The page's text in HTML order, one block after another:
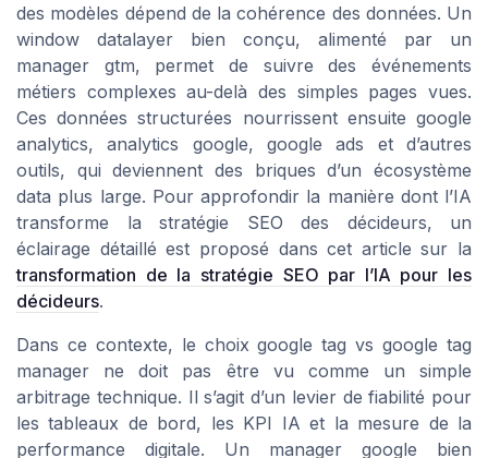
des modèles dépend de la cohérence des données. Un
window datalayer bien conçu, alimenté par un
manager gtm, permet de suivre des événements
métiers complexes au-delà des simples pages vues.
Ces données structurées nourrissent ensuite google
analytics, analytics google, google ads et d’autres
outils, qui deviennent des briques d’un écosystème
data plus large. Pour approfondir la manière dont l’IA
transforme la stratégie SEO des décideurs, un
éclairage détaillé est proposé dans cet article sur la
transformation de la stratégie SEO par l’IA pour les
décideurs.
Dans ce contexte, le choix google tag vs google tag
manager ne doit pas être vu comme un simple
arbitrage technique. Il s’agit d’un levier de fiabilité pour
les tableaux de bord, les KPI IA et la mesure de la
performance digitale. Un manager google bien